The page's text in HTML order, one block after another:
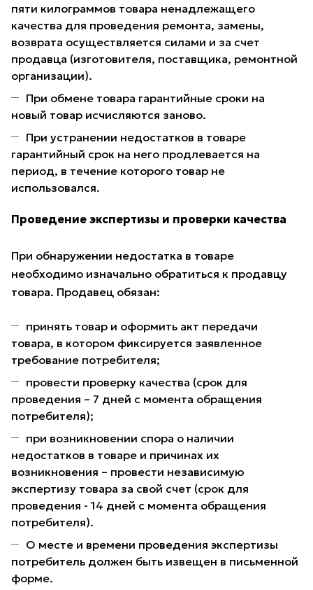
пяти килограммов товара ненадлежащего
качества для проведения ремонта, замены,
возврата осуществляется силами и за счет
продавца (изготовителя, поставщика, ремонтной
организации).
При обмене товара гарантийные сроки на
новый товар исчисляются заново.
При устранении недостатков в товаре
гарантийный срок на него продлевается на
период, в течение которого товар не
использовался.
Проведение экспертизы и проверки качества
При обнаружении недостатка в товаре
необходимо изначально обратиться к продавцу
товара. Продавец обязан:
принять товар и оформить акт передачи
товара, в котором фиксируется заявленное
требование потребителя;
провести проверку качества (срок для
проведения – 7 дней с момента обращения
потребителя);
при возникновении спора о наличии
недостатков в товаре и причинах их
возникновения – провести независимую
экспертизу товара за свой счет (срок для
проведения - 14 дней с момента обращения
потребителя).
О месте и времени проведения экспертизы
потребитель должен быть извещен в письменной
форме.